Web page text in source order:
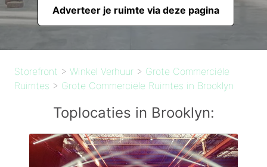
Adverteer je ruimte via deze pagina
Storefront > Winkel Verhuur > Grote Commerciële
Ruimtes > Grote Commerciële Ruimtes in Brooklyn
Toplocaties in Brooklyn: